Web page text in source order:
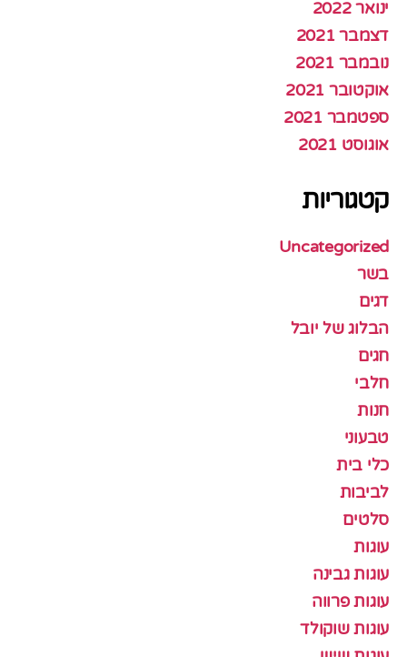
ינואר 2022
דצמבר 2021
נובמבר 2021
אוקטובר 2021
ספטמבר 2021
אוגוסט 2021
קטגוריות
Uncategorized
בשר
דגים
הבלוג של יובל
חגים
חלבי
חנות
טבעוני
כלי בית
לביבות
סלטים
עוגות
עוגות גבינה
עוגות פרווה
עוגות שוקולד